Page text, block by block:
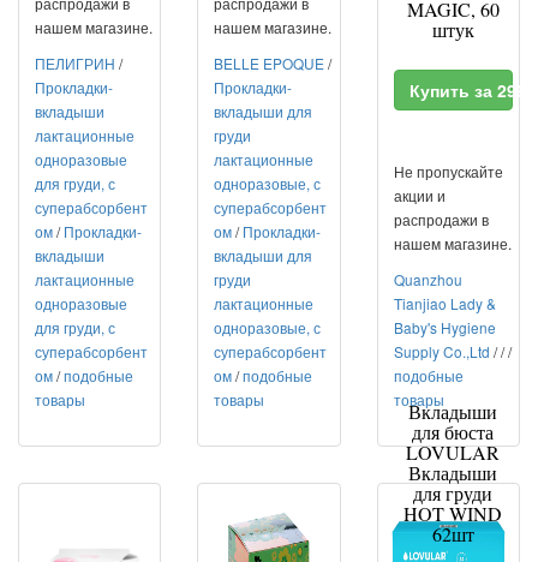
нашем магазине.
ПЕЛИГРИН /
Прокладки-
вкладыши
лактационные
одноразовые
для груди, с
суперабсорбент
ом/Прокладки-
вкладыши
лактационные
одноразовые
для груди, с
суперабсорбент
ом/подобные
товары
нашем магазине.
BELLE EPOQUE /
Прокладки-
вкладыши для
груди
лактационные
одноразовые, с
суперабсорбент
ом/Прокладки-
вкладыши для
груди
лактационные
одноразовые, с
суперабсорбент
ом/подобные
товары
MAGIC, 60
штук
Купить за 299
Не пропускайте
акции и
распродажи в
нашем магазине.
Quanzhou
Tianjiao Lady &
Baby's Hygiene
Supply Co.,Ltd ///
подобные
товары
Вкладыши
для бюста
LOVULAR
Вкладыши
для груди
HOT WIND
62шт